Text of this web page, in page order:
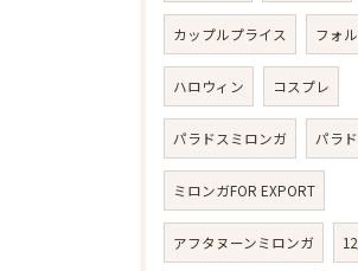
カップルプライス フォ
ハロウィン コスプレ
パラドスミロンガ パラ
ミロンガFOR EXPORT
アフタヌーンミロンガ